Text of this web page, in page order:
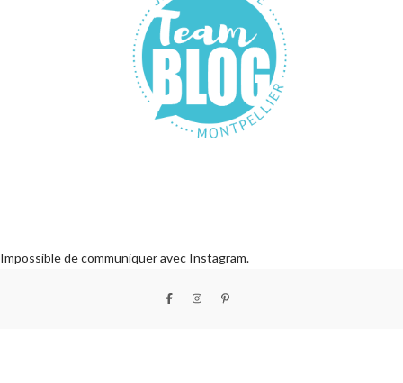
Impossible de communiquer avec Instagram.